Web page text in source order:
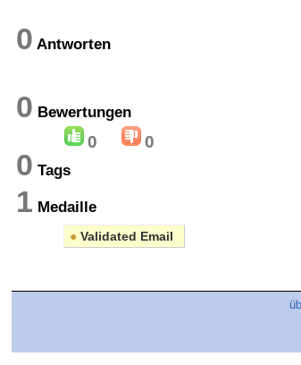
0 Antworten
0 Bewertungen
0 0
0 Tags
1 Medaille
● Validated Email